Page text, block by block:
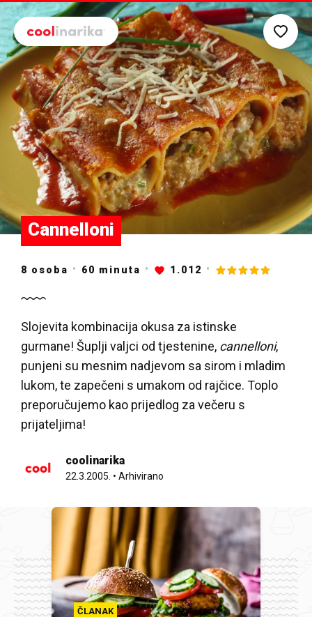
Preskoči na glavni sadržaj
Cannelloni
8 osoba 60 minuta 1.012
Slojevita kombinacija okusa za istinske
gurmane! Šuplji valjci od tjestenine, cannelloni,
punjeni su mesnim nadjevom sa sirom i mladim
lukom, te zapečeni s umakom od rajčice. Toplo
preporučujemo kao prijedlog za večeru s
prijateljima!
coolinarika
22.3.2005. • Arhivirano
ČLANAK